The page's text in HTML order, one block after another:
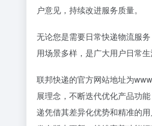
户意见，持续改进服务质量。
无论您是需要日常快递物流服
用场景多样，是广大用户日常
联邦快递的官方网站地址为
展理念，不断迭代优化产品功
递凭借其差异化优势和精准的